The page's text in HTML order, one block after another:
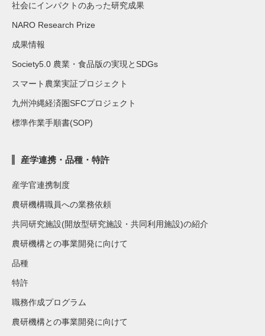
社会にインパクトのあった研究成果
NARO Research Prize
成果情報
Society5.0 農業・食品版の実現とSDGs
スマート農業実証プロジェクト
九州沖縄経済圏SFCプロジェクト
標準作業手順書(SOP)
産学連携・品種・特許
産学官連携制度
農研機構職員への業務依頼
共同研究施設(開放型研究施設・共同利用施設)の紹介
農研機構との事業開発に向けて
品種
特許
職務作成プログラム
農研機構との事業開発に向けて